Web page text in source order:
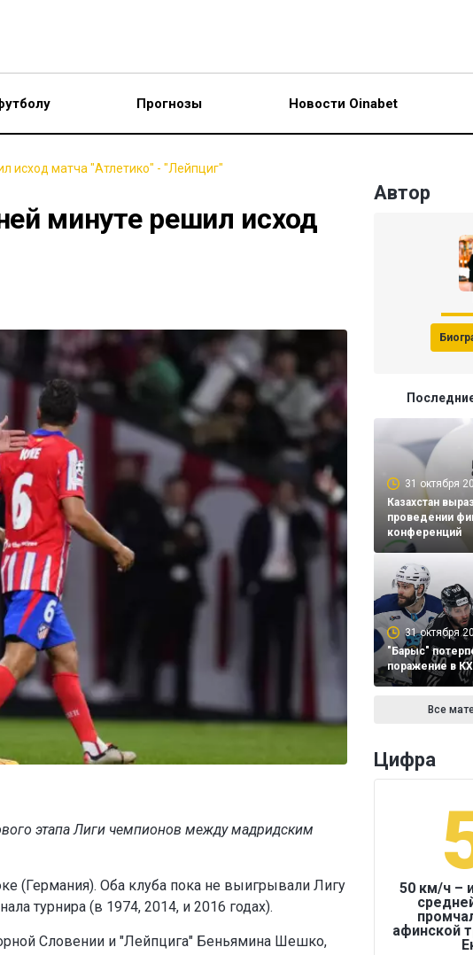
Прогнозы Новости Oinabet
исход матча "Атлетико" - "Лейпциг"
минуте решил исход
этапа Лиги чемпионов между мадридским
(Германия). Оба клуба пока не выигрывали Лигу
турнира (в 1974, 2014, и 2016 годах).
Словении и "Лейпцига" Беньямина Шешко,
Автор
31 октября
Казахстан
проведении
конференций
31 октября
"Барыс"
поражение в
Все
Цифра
50 км/ч –
афинской